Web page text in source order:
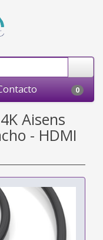
0
Aisens
- HDMI